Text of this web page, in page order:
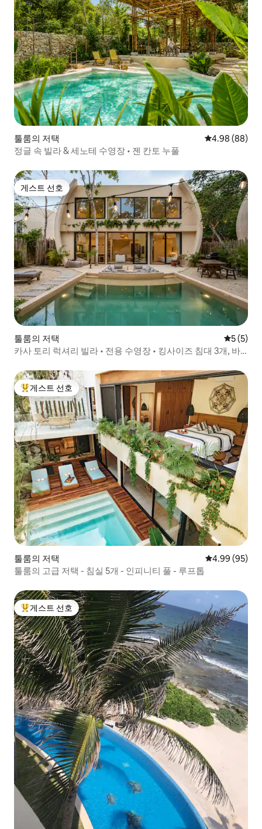
툴룸의 저택 평점 4.98점(5
4.98 (88)
정글 속 빌라 & 세노테 수영장 • 젠 칸토 누풀
게스트 선호
게스트 선호
툴룸의 저택 평점 5점
5 (5)
카사 토리 럭셔리 빌라 • 전용 수영장 • 킹사이즈 침대 3개, 바
상위 게스트 선호
게스트 선호
툴룸의 저택 평점 4.99점(5
4.99 (95)
툴룸의 고급 저택 - 침실 5개 - 인피니티 풀 - 루프톱
상위 게스트 선호
게스트 선호